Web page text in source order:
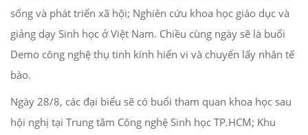
sống và phát triển xã hội; Nghiên cứu khoa học giáo dục và
giảng dạy Sinh học ở Việt Nam. Chiều cùng ngày sẽ là buổi
Demo công nghệ thụ tinh kính hiển vi và chuyển lấy nhân tế
bào.
Ngày 28/8, các đại biểu sẽ có buổi tham quan khoa học sau
hội nghị tại Trung tâm Công nghệ Sinh học TP.HCM; Khu